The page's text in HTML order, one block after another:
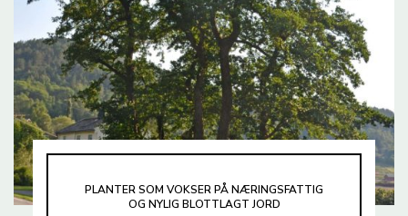
PLANTER SOM VOKSER PÅ NÆRINGSFATTIG
OG NYLIG BLOTTLAGT JORD